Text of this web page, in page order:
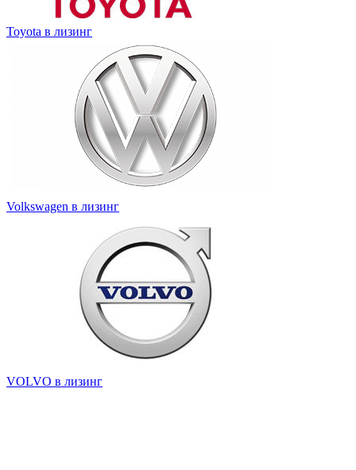
Toyota в лизинг
Volkswagen в лизинг
VOLVO в лизинг